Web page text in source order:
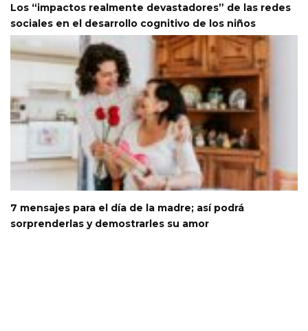
Los “impactos realmente devastadores” de las redes
sociales en el desarrollo cognitivo de los niños
7 mensajes para el día de la madre; así podrá
sorprenderlas y demostrarles su amor